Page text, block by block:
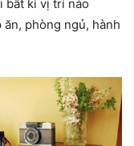
bất kì vị trí nào
phòng ngủ, hành